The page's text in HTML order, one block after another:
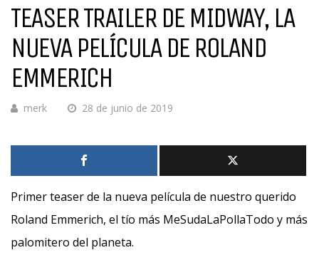
TEASER TRAILER DE MIDWAY, LA
NUEVA PELÍCULA DE ROLAND
EMMERICH
merk 28 de junio de 2019
Primer teaser de la nueva película de nuestro querido
Roland Emmerich, el tío más MeSudaLaPollaTodo y más
palomitero del planeta.